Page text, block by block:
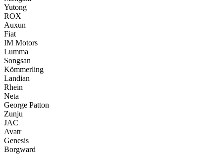
Yutong
ROX
Auxun
Fiat
IM Motors
Lumma
Songsan
Kömmerling
Landian
Rhein
Neta
George Patton
Zunju
JAC
Avatr
Genesis
Borgward